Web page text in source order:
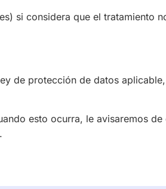
si considera que el tratamiento
de protección de datos
esto ocurra, le avisaremos